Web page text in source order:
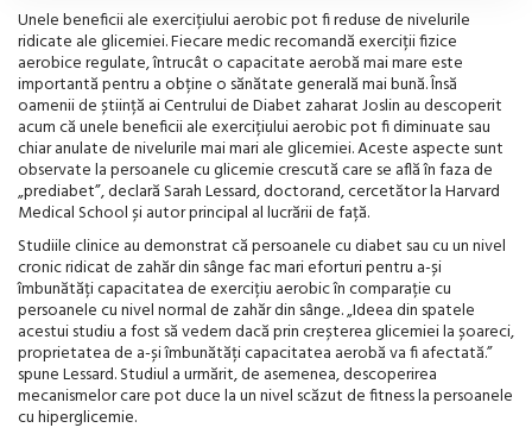
Unele beneficii ale exercițiului aerobic pot fi reduse de nivelurile
ridicate ale glicemiei. Fiecare medic recomandă exerciții fizice
aerobice regulate, întrucât o capacitate aerobă mai mare este
importantă pentru a obține o sănătate generală mai bună. Însă
oamenii de știință ai Centrului de Diabet zaharat Joslin au descoperit
acum că unele beneficii ale exercițiului aerobic pot fi diminuate sau
chiar anulate de nivelurile mai mari ale glicemiei. Aceste aspecte sunt
observate la persoanele cu glicemie crescută care se află în faza de
„prediabet”, declară Sarah Lessard, doctorand, cercetător la Harvard
Medical School și autor principal al lucrării de față.
Studiile clinice au demonstrat că persoanele cu diabet sau cu un nivel
cronic ridicat de zahăr din sânge fac mari eforturi pentru a-și
îmbunătăți capacitatea de exercițiu aerobic în comparație cu
persoanele cu nivel normal de zahăr din sânge. „Ideea din spatele
acestui studiu a fost să vedem dacă prin creșterea glicemiei la șoareci,
proprietatea de a-și îmbunătăți capacitatea aerobă va fi afectată.”
spune Lessard. Studiul a urmărit, de asemenea, descoperirea
mecanismelor care pot duce la un nivel scăzut de fitness la persoanele
cu hiperglicemie.